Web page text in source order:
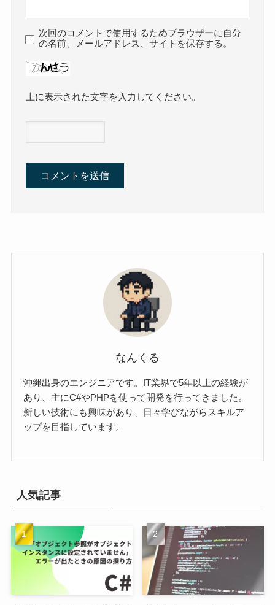
次回のコメントで使用するためブラウザーに自分
の名前、メールアドレス、サイトを保存する。
上に表示された文字を入力してください。
なんくる
沖縄出身のエンジニアです。IT業界で5年以上の経験が
あり、主にC#やPHPを使って開発を行ってきました。
新しい技術にも興味があり、日々学びながらスキルア
ップを目指しています。
人気記事